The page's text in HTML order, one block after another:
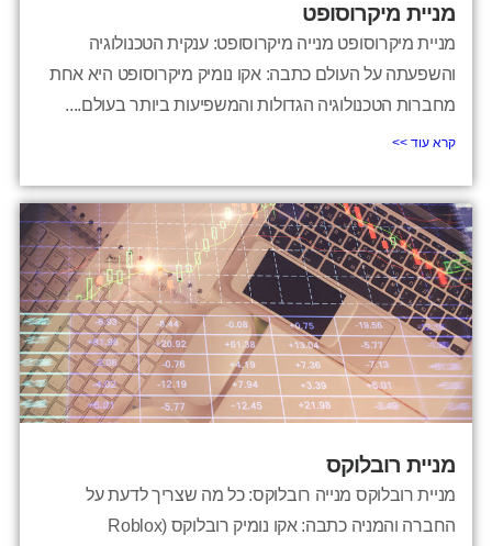
מניית מיקרוסופט
מניית מיקרוסופט מנייה מיקרוסופט: ענקית הטכנולוגיה
והשפעתה על העולם כתבה: אקו נומיק מיקרוסופט היא אחת
מחברות הטכנולוגיה הגדולות והמשפיעות ביותר בעולם....
קרא עוד >>
מניית רובלוקס
מניית רובלוקס מנייה רובלוקס: כל מה שצריך לדעת על
החברה והמניה כתבה: אקו נומיק רובלוקס (Roblox